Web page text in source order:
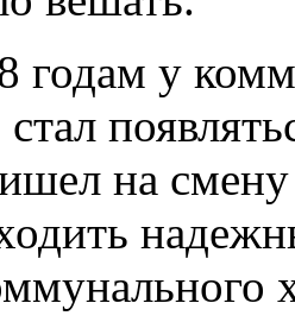
годам у
на